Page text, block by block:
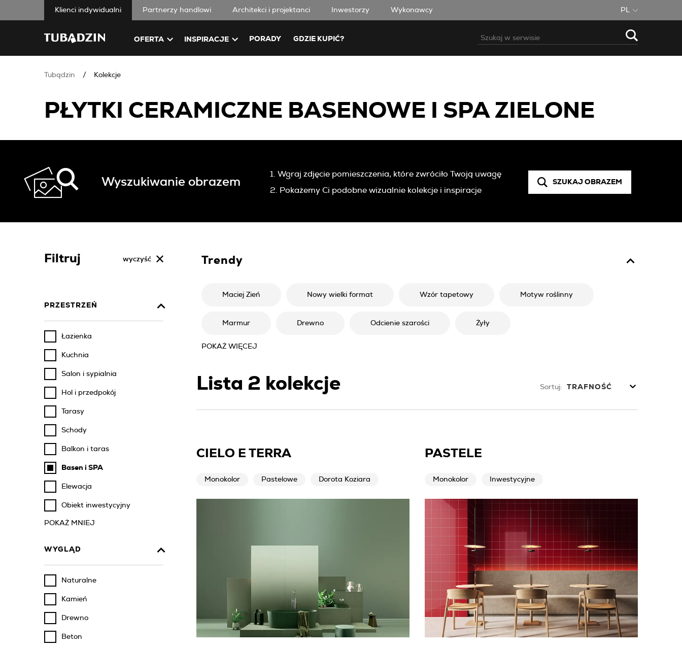
Klienci indywidualni Partnerzy handlowi Architekci i projektanci Inwestorzy Wykonawcy PL
OFERTA INSPIRACJE PORADY GDZIE KUPIĆ?
Tubądzin Kolekcje
PŁYTKI CERAMICZNE BASENOWE I SPA ZIELONE
Wyszukiwanie obrazem
1. Wgraj zdjęcie pomieszczenia, które zwróciło Twoją uwagę
2. Pokażemy Ci podobne wizualnie kolekcje i inspiracje
SZUKAJ OBRAZEM
Filtruj wyczyść
PRZESTRZEŃ
Łazienka
Kuchnia
Salon i sypialnia
Hol i przedpokój
Tarasy
Schody
Balkon i taras
Basen i SPA
Elewacja
Obiekt inwestycyjny
POKAŻ MNIEJ
WYGLĄD
Naturalne
Kamień
Drewno
Beton
Trendy
Maciej Zień Nowy wielki format Wzór tapetowy Motyw roślinny
Marmur Drewno Odcienie szarości Żyły
POKAŻ WIĘCEJ
Lista 2 kolekcje Sortuj: TRAFNOŚĆ
CIELO E TERRA
Monokolor Pastelowe Dorota Koziara
PASTELE
Monokolor Inwestycyjne